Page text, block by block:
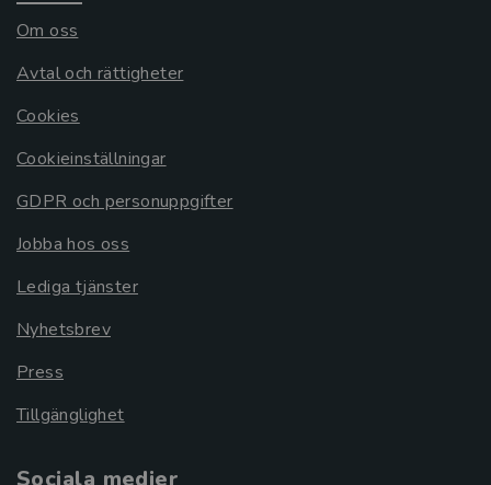
Om oss
Avtal och rättigheter
Cookies
Cookieinställningar
GDPR och personuppgifter
Jobba hos oss
Lediga tjänster
Nyhetsbrev
Press
Tillgänglighet